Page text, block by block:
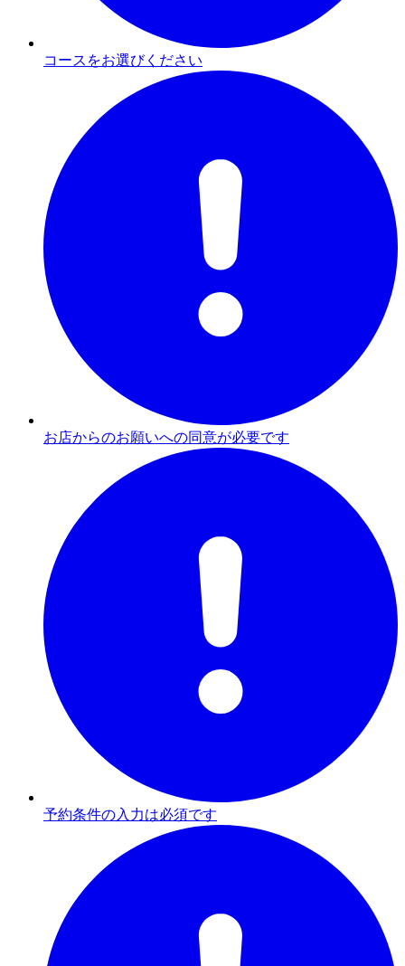
コースをお選びください
お店からのお願いへの同意が必要です
予約条件の入力は必須です